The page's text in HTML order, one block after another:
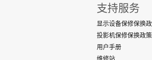
支持服务
显示设备保修保换
投影机保修保换政策
用户手册